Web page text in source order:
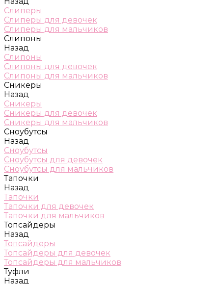
Слиперы
Слиперы для девочек
Слиперы для мальчиков
Слипоны
Назад
Слипоны
Слипоны для девочек
Слипоны для мальчиков
Сникеры
Назад
Сникеры
Сникеры для девочек
Сникеры для мальчиков
Сноубутсы
Назад
Сноубутсы
Сноубутсы для девочек
Сноубутсы для мальчиков
Тапочки
Назад
Тапочки
Тапочки для девочек
Тапочки для мальчиков
Топсайдеры
Назад
Топсайдеры
Топсайдеры для девочек
Топсайдеры для мальчиков
Туфли
Назад